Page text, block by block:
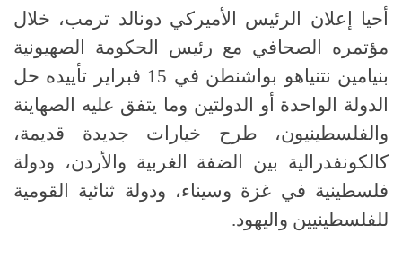
أحيا إعلان الرئيس الأميركي دونالد ترمب، خلال
مؤتمره الصحافي مع رئيس الحكومة الصهيونية
بنيامين نتنياهو بواشنطن في 15 فبراير تأييده حل
الدولة الواحدة أو الدولتين وما يتفق عليه الصهاينة
والفلسطينيون، طرح خيارات جديدة قديمة،
كالكونفدرالية بين الضفة الغربية والأردن، ودولة
فلسطينية في غزة وسيناء، ودولة ثنائية القومية
للفلسطينيين واليهود.